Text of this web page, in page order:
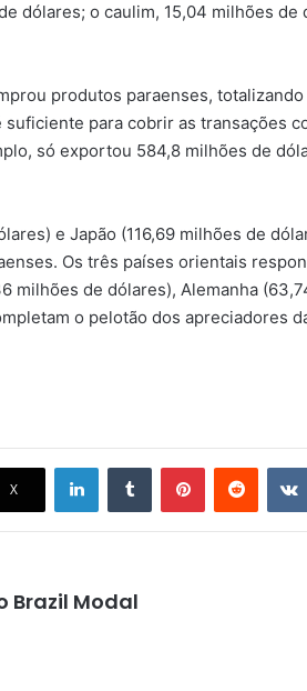
dólares; o caulim, 15,04 milhões de
produtos paraenses,
para cobrir as transações
só exportou 584,8 milhões de
e Japão (116,69 milhões de
Os três países orientais
milhões de dólares), Alemanha
o pelotão dos apreciadores
X
LinkedinTumblr PinterestReddit
Brazil Modal